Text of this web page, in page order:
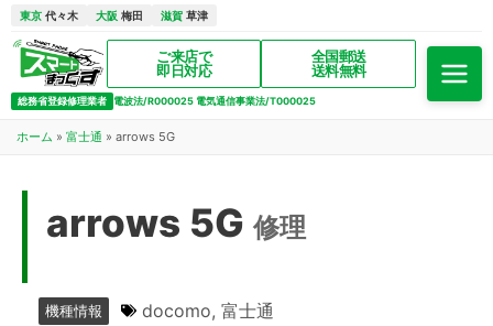
東京 代々木 大阪 梅田 滋賀 草津
ご来店で
即日対応
全国郵送
送料無料
総務省登録修理業者 電波法/R000025 電気通信事業法/T000025
ホーム » 富士通 » arrows 5G
arrows 5G 修理
機種情報 docomo, 富士通